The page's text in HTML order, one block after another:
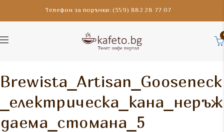
Телефон за поръчки: (359) 882 28 77 07
Brewista_Artisan_Gooseneck
_електрическа_кана_неръж
даема_стомана_5